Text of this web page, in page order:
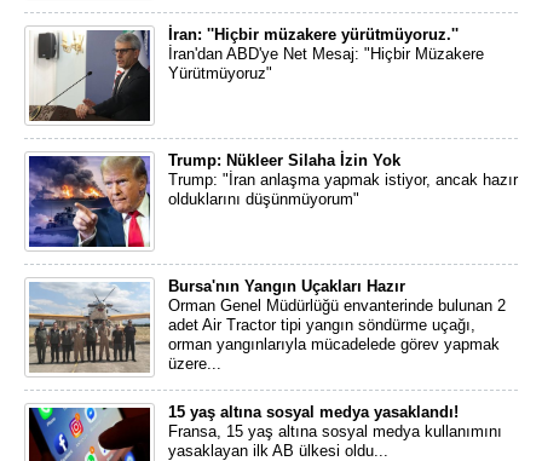
İran: ''Hiçbir müzakere yürütmüyoruz.''
İran'dan ABD'ye Net Mesaj: "Hiçbir Müzakere
Yürütmüyoruz"
Trump: Nükleer Silaha İzin Yok
Trump: "İran anlaşma yapmak istiyor, ancak hazır
olduklarını düşünmüyorum"
Bursa'nın Yangın Uçakları Hazır
Orman Genel Müdürlüğü envanterinde bulunan 2
adet Air Tractor tipi yangın söndürme uçağı,
orman yangınlarıyla mücadelede görev yapmak
üzere...
15 yaş altına sosyal medya yasaklandı!
Fransa, 15 yaş altına sosyal medya kullanımını
yasaklayan ilk AB ülkesi oldu...